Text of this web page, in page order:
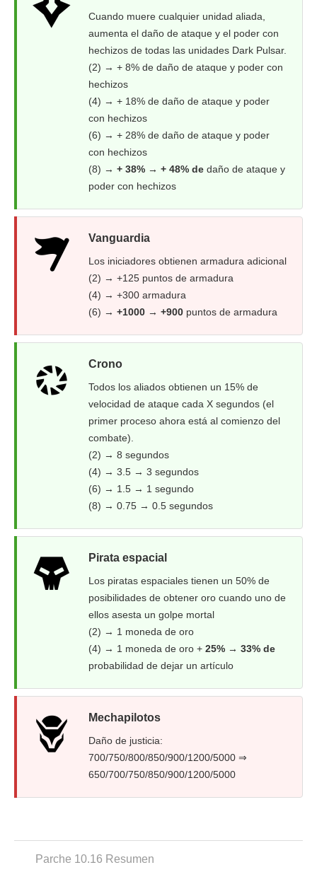
Cuando muere cualquier unidad aliada,
aumenta el daño de ataque y el poder con
hechizos de todas las unidades Dark Pulsar.
(2) → + 8% de daño de ataque y poder con
hechizos
(4) → + 18% de daño de ataque y poder
con hechizos
(6) → + 28% de daño de ataque y poder
con hechizos
(8) → + 38% → + 48% de daño de ataque y
poder con hechizos
Vanguardia
Los iniciadores obtienen armadura adicional
(2) → +125 puntos de armadura
(4) → +300 armadura
(6) → +1000 → +900 puntos de armadura
Crono
Todos los aliados obtienen un 15% de
velocidad de ataque cada X segundos (el
primer proceso ahora está al comienzo del
combate).
(2) → 8 segundos
(4) → 3.5 → 3 segundos
(6) → 1.5 → 1 segundo
(8) → 0.75 → 0.5 segundos
Pirata espacial
Los piratas espaciales tienen un 50% de
posibilidades de obtener oro cuando uno de
ellos asesta un golpe mortal
(2) → 1 moneda de oro
(4) → 1 moneda de oro + 25% → 33% de
probabilidad de dejar un artículo
Mechapilotos
Daño de justicia:
700/750/800/850/900/1200/5000 ⇒
650/700/750/850/900/1200/5000
Parche 10.16 Resumen